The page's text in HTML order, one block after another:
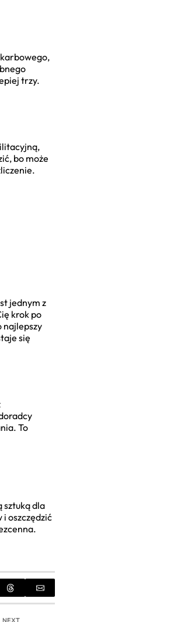
trzy.
bo może
jednym z
krok po
najlepszy
się
To
sztuką dla
oszczędzić